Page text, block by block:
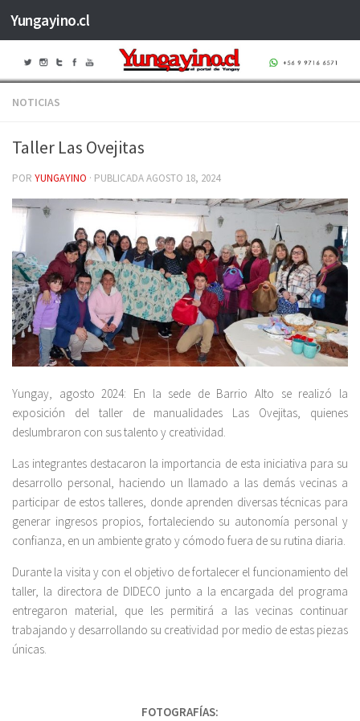
Saltar al contenido
Yungayino.cl
NOTICIAS
Taller Las Ovejitas
POR YUNGAYINO · PUBLICADAAGOSTO 18, 2024
Yungay, agosto 2024: En la sede de Barrio Alto se realizó la
exposición del taller de manualidades Las Ovejitas, quienes
deslumbraron con sus talento y creatividad.
Las integrantes destacaron la importancia de esta iniciativa para su
desarrollo personal, haciendo un llamado a las demás vecinas a
participar de estos talleres, donde aprenden diversas técnicas para
generar ingresos propios, fortaleciendo su autonomía personal y
confianza, en un ambiente grato y cómodo fuera de su rutina diaria.
Durante la visita y con el objetivo de fortalecer el funcionamiento del
taller, la directora de DIDECO junto a la encargada del programa
entregaron material, que les permitirá a las vecinas continuar
trabajando y desarrollando su creatividad por medio de estas piezas
únicas.
FOTOGRAFÍAS: